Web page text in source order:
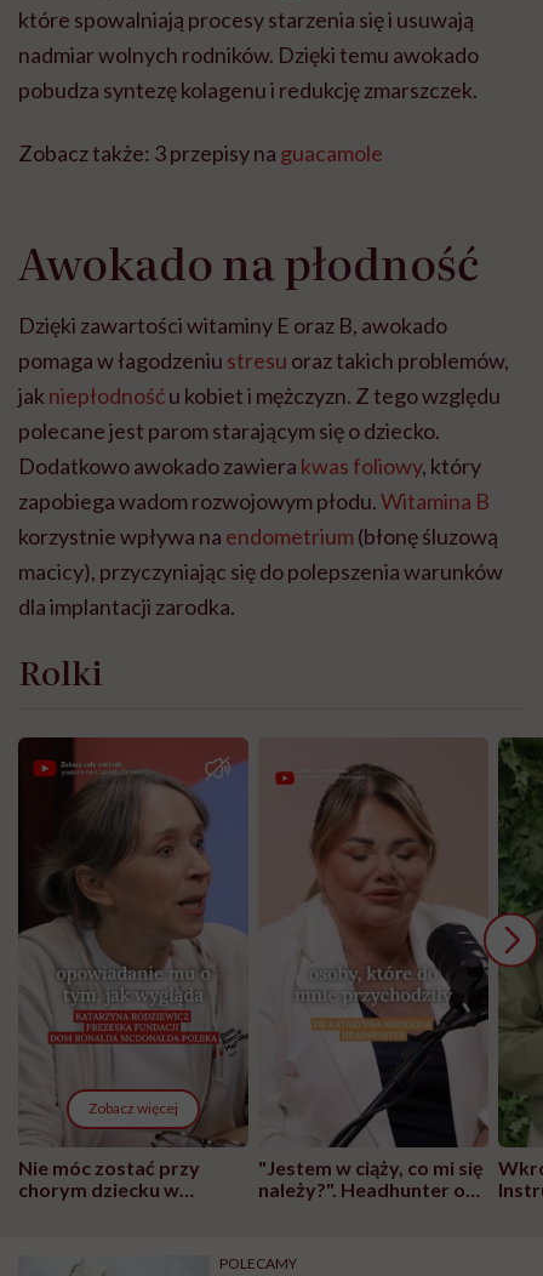
które spowalniają procesy starzenia się i usuwają
nadmiar wolnych rodników. Dzięki temu awokado
pobudza syntezę kolagenu i redukcję zmarszczek.
Zobacz także: 3 przepisy na guacamole
Awokado na płodność
Dzięki zawartości witaminy E oraz B, awokado
pomaga w łagodzeniu stresu oraz takich problemów,
jak niepłodnośću kobiet i mężczyzn. Z tego względu
polecane jest parom starającym się o dziecko.
Dodatkowo awokado zawiera kwas foliowy, który
zapobiega wadom rozwojowym płodu.Witamina B
korzystnie wpływa na endometrium (błonę śluzową
macicy), przyczyniając się do polepszenia warunków
dla implantacji zarodka.
Rolki
Zobacz więcej
Nie móc zostać przy
chorym dziecku w
"Jestem w ciąży, co mi się
należy?". Headhunter o
pracy
POLECAMY